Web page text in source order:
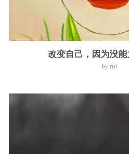
改变自己，因为没
by rui